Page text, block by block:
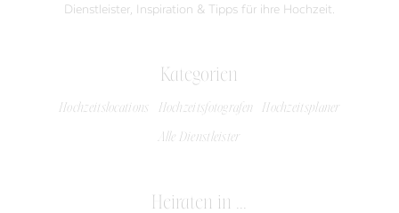
Dienstleister, Inspiration & Tipps für ihre Hochzeit.
Kategorien
Hochzeitslocations Hochzeitsfotografen Hochzeitsplaner
Alle Dienstleister
Heiraten in ...